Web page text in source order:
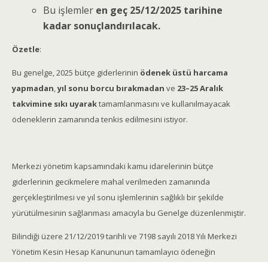
Bu işlemler en geç 25/12/2025 tarihine
kadar sonuçlandırılacak.
Özetle:
Bu genelge, 2025 bütçe giderlerinin ödenek üstü harcama
yapmadan,yıl sonu borcu bırakmadan ve 23–25 Aralık
takvimine sıkı uyaraktamamlanmasını ve kullanılmayacak
ödeneklerin zamanında tenkis edilmesini istiyor.
Merkezi yönetim kapsamındaki kamu idarelerinin bütçe
giderlerinin gecikmelere mahal verilmeden zamanında
gerçekleştirilmesi ve yıl sonu işlemlerinin sağlıklı bir şekilde
yürütülmesinin sağlanması amacıyla bu Genelge düzenlenmiştir.
Bilindiği üzere 21/12/2019 tarihli ve 7198 sayılı 2018 Yılı Merkezi
Yönetim Kesin Hesap Kanununun tamamlayıcı ödeneğin